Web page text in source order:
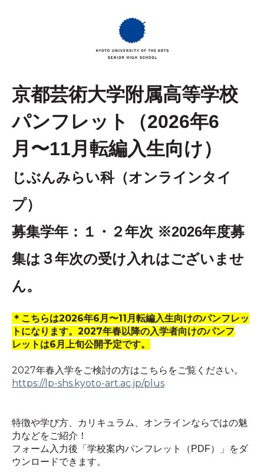
京都芸術大学附属高等学校
パンフレット（2026年6
月〜11月転編入生向け）
じぶんみらい科（オンラインタイ
プ）
募集学年：１・２年次 ※2026年度募
集は３年次の受け入れはございませ
ん。
＊こちらは2026年6月〜11月転編入生向けのパンフレッ
トになります。2027年春以降の入学者向けのパンフ
レットは6月上旬公開予定です。
2027年春入学をご検討の方はこちらをご覧ください。
https://lp-shs.kyoto-art.ac.jp/plus
特徴や学び方、カリキュラム、オンラインならではの魅
力などをご紹介！
フォーム入力後「学校案内パンフレット（PDF）」をダ
ウンロードできます。